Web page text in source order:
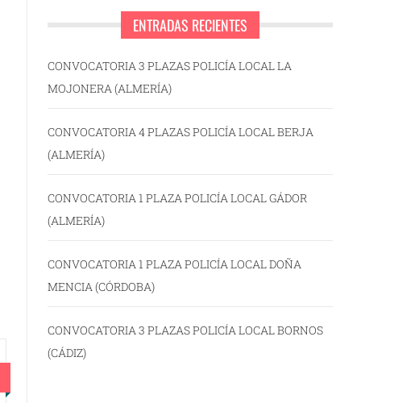
ENTRADAS RECIENTES
CONVOCATORIA 3 PLAZAS POLICÍA LOCAL LA
MOJONERA (ALMERÍA)
CONVOCATORIA 4 PLAZAS POLICÍA LOCAL BERJA
(ALMERÍA)
CONVOCATORIA 1 PLAZA POLICÍA LOCAL GÁDOR
(ALMERÍA)
CONVOCATORIA 1 PLAZA POLICÍA LOCAL DOÑA
MENCIA (CÓRDOBA)
CONVOCATORIA 3 PLAZAS POLICÍA LOCAL BORNOS
(CÁDIZ)